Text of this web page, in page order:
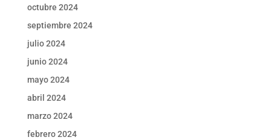
octubre 2024
septiembre 2024
julio 2024
junio 2024
mayo 2024
abril 2024
marzo 2024
febrero 2024